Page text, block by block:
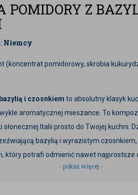
POMIDORY Z
Niemcy
(koncentrat pomidorowy, skrobia
i czosnkiem to absolutny klasyk
aromatycznej mieszance. To
Italii prosto do Twojej kuchni.
bazylią i wyrazistym
który potrafi odmienić nawet najprostsze
dobranych proporcjach, która
- pokaż więcej -